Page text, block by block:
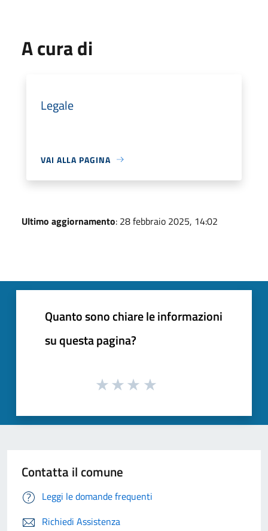
A cura di
Legale
VAI ALLA PAGINA
Ultimo aggiornamento: 28 febbraio 2025, 14:02
Quanto sono chiare le informazioni
su questa pagina?
Contatta il comune
Leggi le domande frequenti
Richiedi Assistenza